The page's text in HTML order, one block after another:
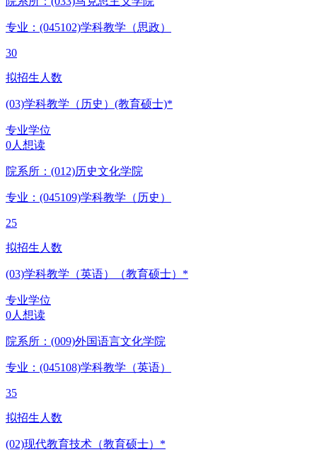
专业：(045102)学科教学（思政）
30
拟招生人数
(03)学科教学（历史）(教育硕士)*
专业学位
0人想读
院系所：(012)历史文化学院
专业：(045109)学科教学（历史）
25
拟招生人数
(03)学科教学（英语）（教育硕士）*
专业学位
0人想读
院系所：(009)外国语言文化学院
专业：(045108)学科教学（英语）
35
拟招生人数
(02)现代教育技术（教育硕士）*